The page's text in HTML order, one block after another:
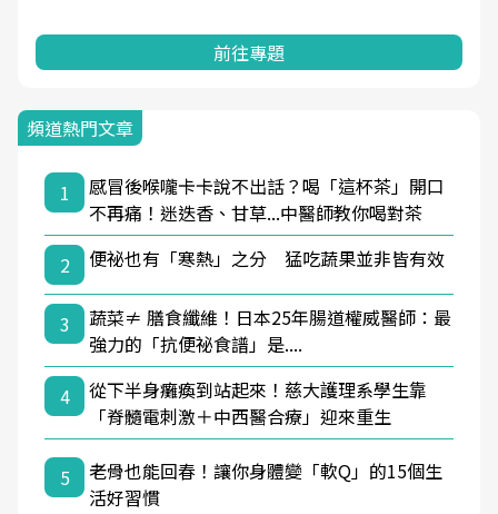
前往專題
頻道熱門文章
1
感冒後喉嚨卡卡說不出話？喝「這杯茶」開口
不再痛！迷迭香、甘草...中醫師教你喝對茶
2
便祕也有「寒熱」之分 猛吃蔬果並非皆有效
3
蔬菜≠ 膳食纖維！日本25年腸道權威醫師：最
強力的「抗便祕食譜」是....
4
從下半身癱瘓到站起來！慈大護理系學生靠
「脊髓電刺激＋中西醫合療」迎來重生
5
老骨也能回春！讓你身體變「軟Q」的15個生
活好習慣